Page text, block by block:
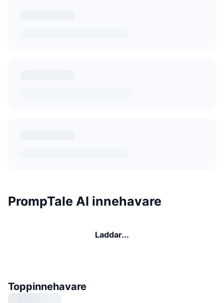
PrompTale AI innehavare
Laddar...
Toppinnehavare